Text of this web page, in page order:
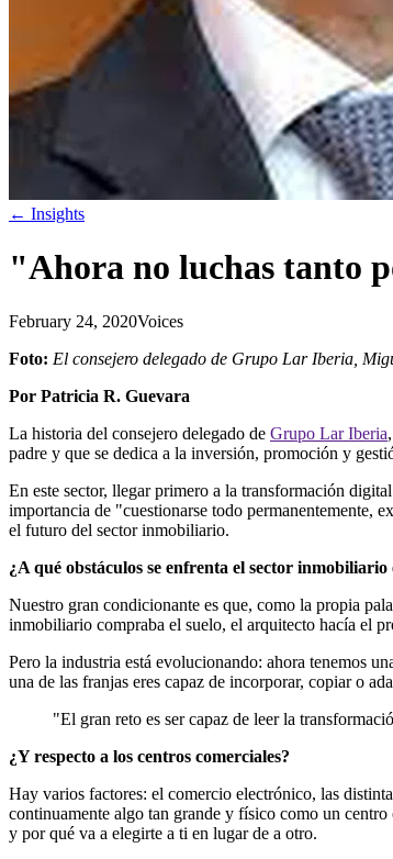
← Insights
"Ahora no luchas tanto
February 24, 2020Voices
Foto: El consejero delegado de Grupo Lar Iberia,
Por Patricia R. Guevara
La historia del consejero delegado de Grupo Lar Iberia,
padre y que se dedica a la inversión, promoción y
En este sector, llegar primero a la transformación
importancia de "cuestionarse todo permanentemente,
el futuro del sector inmobiliario.
¿A qué obstáculos se enfrenta el sector
Nuestro gran condicionante es que, como la propia
inmobiliario compraba el suelo, el arquitecto hacía el
Pero la industria está evolucionando: ahora tenemos
una de las franjas eres capaz de incorporar, copiar o
"El gran reto es ser capaz de leer la
¿Y respecto a los centros comerciales?
Hay varios factores: el comercio electrónico, las
continuamente algo tan grande y físico como un
y por qué va a elegirte a ti en lugar de a otro.